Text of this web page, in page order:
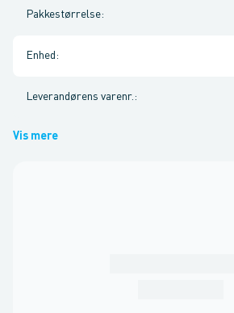
Pakkestørrelse:
Enhed :
Leverandørens varenr. :
Vis mere